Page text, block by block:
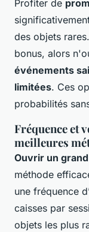
Profiter de
des objets
bonus, alors
événements
limitées. Ces
probabilités
Fréquence et
meilleures
Ouvrir un
méthode
une fréquence
caisses par
objets les plus